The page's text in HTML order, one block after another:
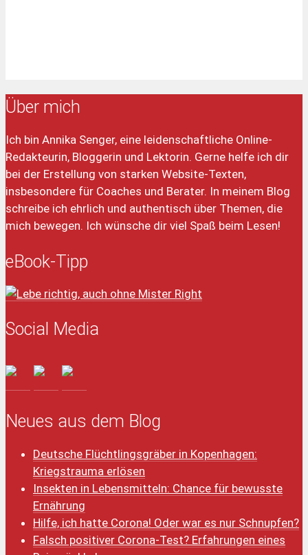
Über mich
Ich bin Annika Senger, eine leidenschaftliche Online-
Redakteurin, Bloggerin und Lektorin. Gerne helfe ich dir
bei der Erstellung von starken Website-Texten,
insbesondere für Coaches und Berater. In meinem Blog
schreibe ich ehrlich und authentisch über Themen, die
mich bewegen. Ich wünsche dir viel Spaß beim Lesen!
eBook-Tipp
Social Media
Neues aus dem Blog
Deutsche Flüchtlingsgräber in Kopenhagen:
Kriegstrauma erlösen
Insekten in Lebensmitteln: Chance für bewusste
Ernährung
Hilfe, ich hatte Corona! Oder war es nur Schnupfen?
Falsch positiver Corona-Test? Erfahrungen eines